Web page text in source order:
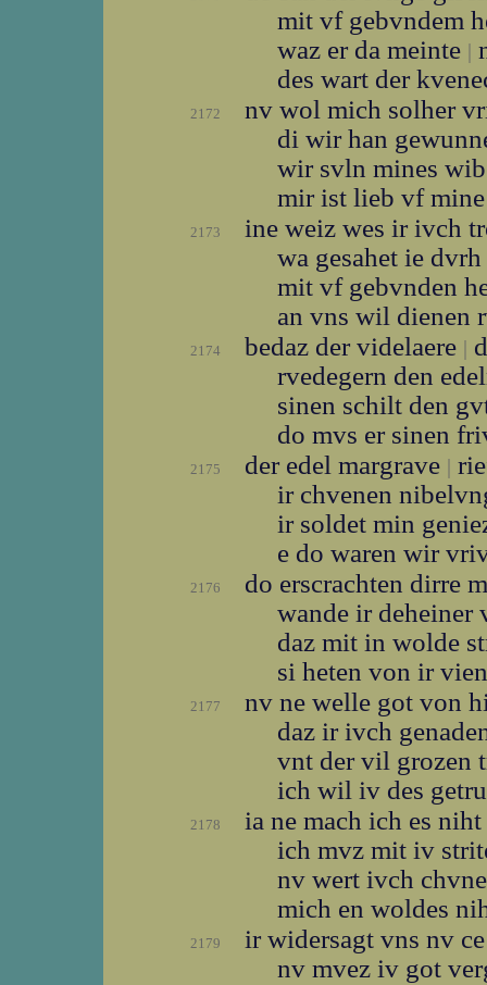
mit vf gebvndem
waz er da meinte |
des wart der
2172
nv wol mich solher
di wir han
wir svln mines
mir ist lieb vf
2173
ine weiz wes ir ivch
wa gesahet ie
mit vf gebvnden
an vns wil dienen
2174 bedaz der videlaere |
rvedegern den
sinen schilt den
do mvs er sinen
2175 der edel margrave |
ir chvenen
ir soldet min
e do waren wir
2176
do erscrachten dirre
wande ir deheiner
daz mit in wolde
si heten von ir
2177
nv ne welle got von
daz ir ivch
vnt der vil grozen
ich wil iv des
2178
ia ne mach ich es
ich mvz mit iv
nv wert ivch
mich en woldes
2179
ir widersagt vns nv
nv mvez iv got